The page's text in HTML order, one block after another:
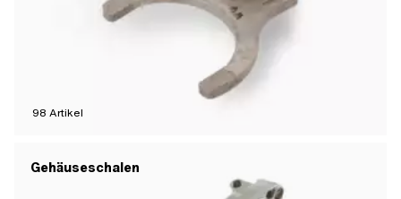
98 Artikel
Gehäuseschalen